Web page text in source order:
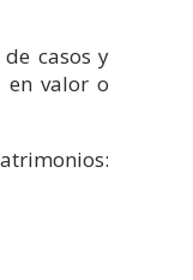
casos y
en valor o